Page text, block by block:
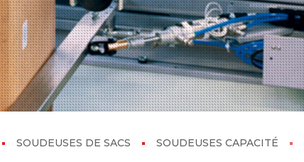
SOUDEUSES DE SACS SOUDEUSES CAPACITÉ